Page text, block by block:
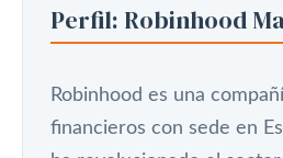
Perfil: Robinhood
Robinhood es una
financieros con sede en